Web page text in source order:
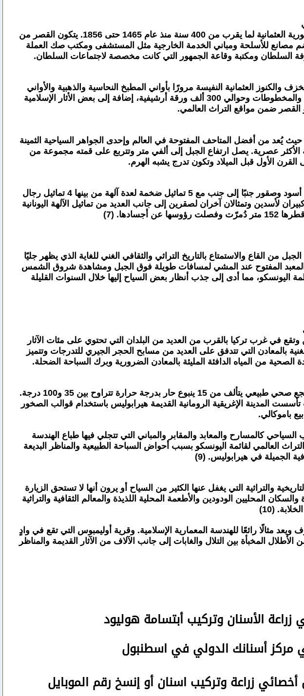
بُني قصر توب كابي بين عامي 1460 و1478حيث كان المركز الإداري والتعليمي والفني للإمبراطورية العثمانية لما يقرب من 400 سنة منذ عام 1465 حتى 1856. يتكون القصر من
تضم مصانع للأسلحة ومباني الخدمة الخارجية مثل المستشفى ومكتب صك العملة
غرفة السلطان ومكتبة وقاعة الجمهور التي كانت مخصصة لاجتماعات السلطان.
العثمانية النفيسة مرورًا بأواني المطبخ النحاسية والذهبية والأواني
الزجاجية وأواني البورسلين، وليس انتهاء بالمجوهرات شديدة التميز وصور السلاطين العثمانيين والمخطوطات وحوالي 300 ألف ورقة أرشيفية، إضافة إلى بعض الأثار الإسلامية
تركيا، حيث يُعد من أفضل المتاحف المفتوحة في العالم وإحدى الجواهر السياحية الثمينة
الأكثر عصرية. يصل ارتفاع الجبل إلى ألفي متر وتتربع على قمته مجموعة من
الأول قبل الميلاد وتكون تدرج يشبه الهرم.
أما الجزءان الشرقي والغربي من الجبل عبارة عن مدرجات تحتوي على تماثيل هائلة على هيئة أسود وصقور جنبًا إلى جنب مع 5 تماثيل ضخمة لعدة آلهة من بينها 4 تماثيل رجال
لأسدين وتمثالان آخران لصقرين إلى جانب العديد من تماثيل الآلهة اليونانية
القاع والاستمتاع بالتاريخ التراثي والثقافي الغني للغاية الذي يظهر جليًا
والمعبد المفتوح عند المشي لمسافات طويلة فوق الجبل ومشاهدة شروق الشمس
لمنظمة اليونسكو، مما أدى إلى جذب أنظار بعض السياح إليها خلال السنوات القليلة
في غرب تركيا بالقرب من العديد من البلدان التي تحتوي على مئات الآثار
الغنية بالمعادن التي تتدفق على العديد من مسابح الحجر الجيري للتدرجات وتتميز
الصحية من المياه الدافئة المليئة بالمعادن الضرورية وبرك السباحة الضحلة.
تعد باموكالي مكانًا رائعًا للاسترخاء في أحواض السباحة المعدنية الحرارية، حيث تُعتبر بمنزلة منتجع صحي طبيعي يتألف من 15 ينبوع حار بدرجة حرارة تتراوح بين 35 و100 درجة.
المدينة الإغريقية الرومانية القديمة هيرابوليس باستخدام قوالب الصخور
باموكالي.
كالمسارح والمعابد والمقابر والمباني التي تتجلي فيها طباع الهندسة
باموكالي ضمن مواقع التراث العالمي لقائمة اليونسكو بسبب أحواض السباحة الطبيعية والمناظر البديعة
الجميلة في هيرابوليس. (9)
والتراثية التي يغفل عنها الكثير من السياح أو يرون أنها لا تستحق الزيارة
المحليين الودودين والأطعمة المحلية اللذيذة والمعالم الثقافية والتراثية
(10)
رائعًا للهندسة المعمارية الإسلامية. وقرية أوليمبوس التي تقع في وادٍ
المخبأة بين التلال والغابات إلى جانب الآلاف من الآثار القديمة والمناظر
زراعة الأسنان وتركيب أبتسامة هوليود
مركز أسنانك الدولي في اسطنبول
أخصائي زراعة وتركيب اسنانأوإنسخ رقم الموبايل